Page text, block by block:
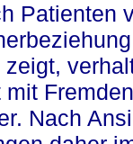
Patienten
Nach